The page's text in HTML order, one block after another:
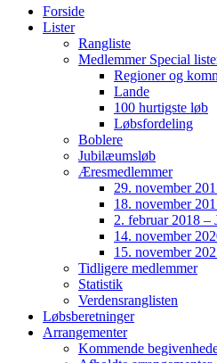
Forside
Lister
Rangliste
Medlemmer Special
Regioner og
Lande
100 hurtigste løb
Løbsfordeling
Boblere
Jubilæumsløb
Æresmedlemmer
29. november
18. november
2. februar 2018 –
14. november
15. november
Tidligere medlemmer
Statistik
Verdensranglisten
Løbsberetninger
Arrangementer
Kommende